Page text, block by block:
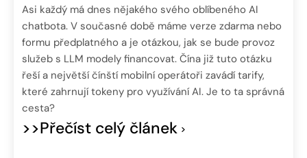
Asi každý má dnes nějakého svého oblíbeného AI
chatbota. V současné době máme verze zdarma nebo
formu předplatného a je otázkou, jak se bude provoz
služeb s LLM modely financovat. Čína již tuto otázku
řeší a největší čínští mobilní operátoři zavádí tarify,
které zahrnují tokeny pro využívání AI. Je to ta správná
cesta?
>>Přečíst celý článek